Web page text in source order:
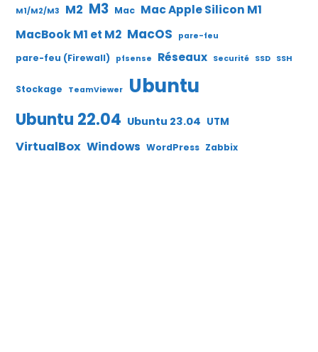
M1/M2/M3 M2 M3 Mac Mac Apple Silicon M1
MacBook M1 et M2 MacOS pare-feu
pare-feu (Firewall) pfsense Réseaux Securité SSD SSH
Stockage TeamViewer Ubuntu
Ubuntu 22.04 Ubuntu 23.04 UTM
VirtualBox Windows WordPress Zabbix